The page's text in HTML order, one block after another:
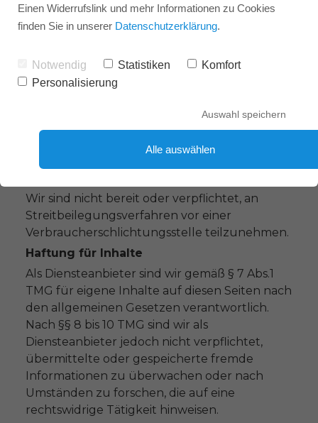
f.:02233 6 19 29 63-9
m.:info@schadow-consulting.de
224/5257/2189
Aufsichtsbehörde:
Wir sind nicht bereit oder verpflichtet, an
Streitbeilegungsverfahren vor einer
Verbraucherschlichtungsstelle teilzunehmen.
Haftung für Inhalte
Als Diensteanbieter sind wir gemäß § 7 Abs.1
TMG für eigene Inhalte auf diesen Seiten nach
den allgemeinen Gesetzen verantwortlich.
Nach §§ 8 bis 10 TMG sind wir als
Diensteanbieter jedoch nicht verpflichtet,
übermittelte oder gespeicherte fremde
Informationen zu überwachen oder nach
Umständen zu forschen, die auf eine
rechtswidrige Tätigkeit hinweisen.
Einen Widerrufslink und mehr Informationen zu Cookies
finden Sie in unserer Datenschutzerklärung.
Notwendig Statistiken
Komfort
Personalisierung
Auswahl speichern
Alle auswählen